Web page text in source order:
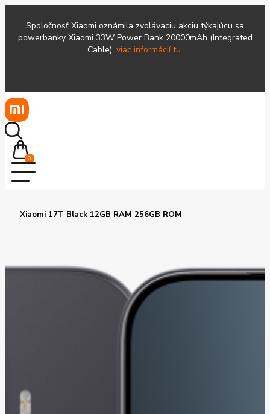
Spoločnosť Xiaomi oznámila zvolávaciu akciu týkajúcu sa
powerbanky Xiaomi 33W Power Bank 20000mAh (Integrated
Cable), viac informácií tu.
0
Xiaomi 17T Black 12GB RAM 256GB ROM